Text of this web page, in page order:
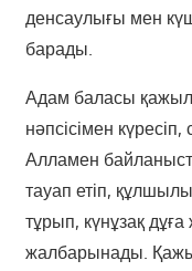
денсаулығы мен
барады.
Адам баласы
нәпсісімен
Алламен
тауап етіп,
тұрып, күнұзақ
жалбарынады.